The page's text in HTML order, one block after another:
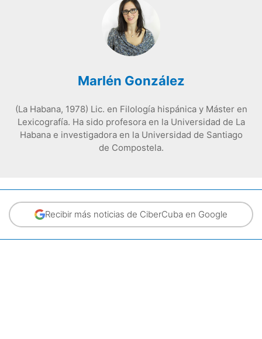
Marlén González
(La Habana, 1978) Lic. en Filología hispánica y Máster en
Lexicografía. Ha sido profesora en la Universidad de La
Habana e investigadora en la Universidad de Santiago
de Compostela.
Recibir más noticias de CiberCuba en Google